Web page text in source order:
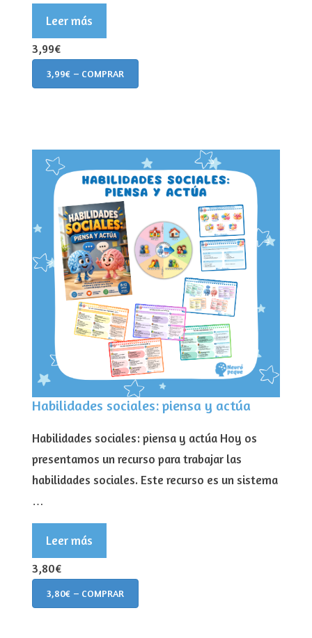
Leer más
3,99€
3,99€ – COMPRAR
Habilidades sociales: piensa y actúa
Habilidades sociales: piensa y actúa Hoy os
presentamos un recurso para trabajar las
habilidades sociales. Este recurso es un sistema
…
Leer más
3,80€
3,80€ – COMPRAR